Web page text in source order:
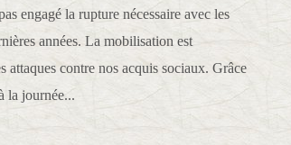
engagé la rupture nécessaire avec les
années. La mobilisation est
attaques contre nos acquis sociaux. Grâce
la journée...